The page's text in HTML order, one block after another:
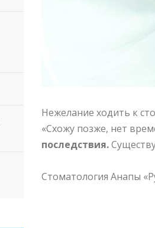
Нежелание ходить к
«Схожу позже, нет
последствия.
Стоматология Анапы